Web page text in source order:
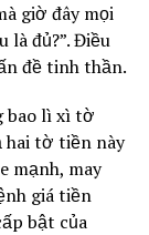
giờ đây mọi
đủ?”. Điều
đề tinh thần.
bao lì xì tờ
hai tờ tiền này
mạnh, may
giá tiền
bật của